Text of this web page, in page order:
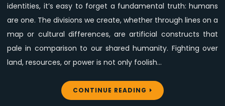
identities, it’s easy to forget a fundamental truth: humans
are one. The divisions we create, whether through lines on a
map or cultural differences, are artificial constructs that
pale in comparison to our shared humanity. Fighting over
land, resources, or power is not only foolish…
CONTINUE READING